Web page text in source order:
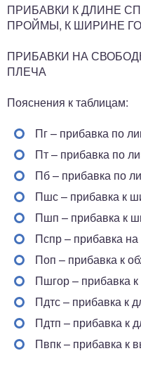
ПРИБАВКИ К ДЛИНЕ
ПРОЙМЫ, К ШИРИНЕ
ПРИБАВКИ НА
ПЛЕЧА
Пояснения к таблицам:
Пг – прибавка по
Пт – прибавка по
Пб – прибавка по
Пшс – прибавка к
Пшп – прибавка к
Пспр – прибавка
Поп – прибавка к
Пшгор – прибавка
Пдтс – прибавка к
Пдтп – прибавка к
Пвпк – прибавка к